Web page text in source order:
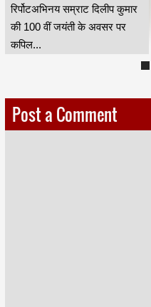
रिर्पोटअभिनय सम्राट दिलीप कुमार
की 100 वीं जयंती के अवसर पर
कपिल...
Post a Comment